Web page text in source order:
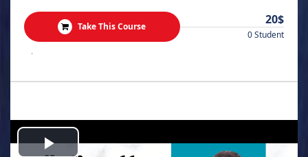
Take This Course 20$
0 Student
.